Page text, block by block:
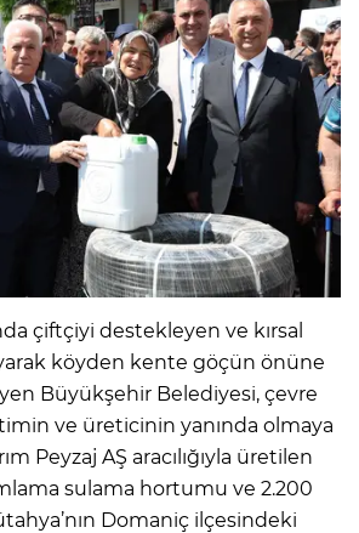
çiftçiyi destekleyen ve kırsal
köyden kente göçün önüne
Büyükşehir Belediyesi, çevre
ve üreticinin yanında olmaya
Peyzaj AŞ aracılığıyla üretilen
sulama hortumu ve 2.200
Domaniç ilçesindeki